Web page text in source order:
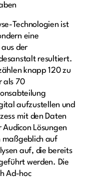
Technologien ist
eine
der
resultiert.
knapp 120 zu
als 70
aufzustellen und
mit den Daten
Lösungen
maßgeblich auf
auf, die bereits
werden. Die
Ad-hoc